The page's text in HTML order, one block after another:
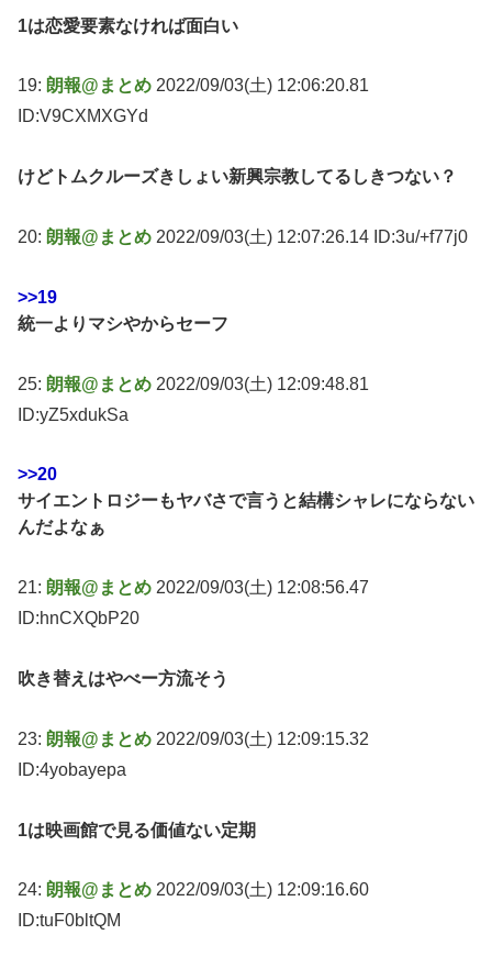
1は恋愛要素なければ面白い
19: 朗報@まとめ 2022/09/03(土) 12:06:20.81
ID:V9CXMXGYd
けどトムクルーズきしょい新興宗教してるしきつない？
20: 朗報@まとめ 2022/09/03(土) 12:07:26.14 ID:3u/+f77j0
>>19
統一よりマシやからセーフ
25: 朗報@まとめ 2022/09/03(土) 12:09:48.81
ID:yZ5xdukSa
>>20
サイエントロジーもヤバさで言うと結構シャレにならない
んだよなぁ
21: 朗報@まとめ 2022/09/03(土) 12:08:56.47
ID:hnCXQbP20
吹き替えはやべー方流そう
23: 朗報@まとめ 2022/09/03(土) 12:09:15.32
ID:4yobayepa
1は映画館で見る価値ない定期
24: 朗報@まとめ 2022/09/03(土) 12:09:16.60
ID:tuF0bltQM